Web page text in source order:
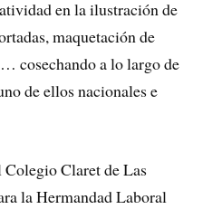
en la ilustración de
maquetación de
cosechando a lo largo de
de ellos nacionales e
Colegio Claret de Las
la Hermandad Laboral